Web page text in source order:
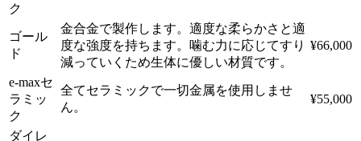
ク
ゴール
ド
金合金で製作します。適度な柔らかさと適
度な強度を持ちます。噛む力に応じてすり
減っていくため生体に優しい材質です。
¥66,000
e-maxセ
ラミッ
ク
全てセラミックで一切金属を使用しませ
ん。
¥55,000
ダイレ